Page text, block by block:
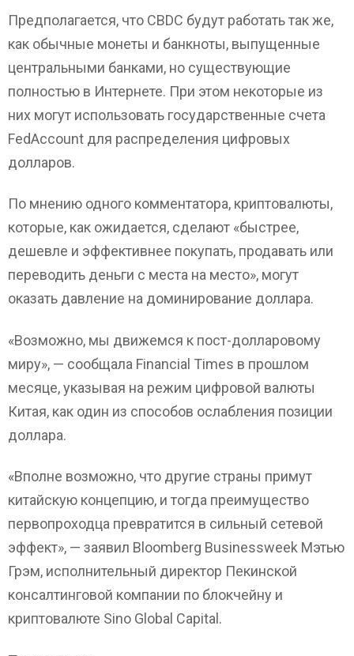
Предполагается, что CBDC будут работать так же,
как обычные монеты и банкноты, выпущенные
центральными банками, но существующие
полностью в Интернете. При этом некоторые из
них могут использовать государственные счета
FedAccount для распределения цифровых
долларов.
По мнению одного комментатора, криптовалюты,
которые, как ожидается, сделают «быстрее,
дешевле и эффективнее покупать, продавать или
переводить деньги с места на место», могут
оказать давление на доминирование доллара.
«Возможно, мы движемся к пост-долларовому
миру», — сообщала Financial Times в прошлом
месяце, указывая на режим цифровой валюты
Китая, как один из способов ослабления позиции
доллара.
«Вполне возможно, что другие страны примут
китайскую концепцию, и тогда преимущество
первопроходца превратится в сильный сетевой
эффект», — заявил Bloomberg Businessweek Мэтью
Грэм, исполнительный директор Пекинской
консалтинговой компании по блокчейну и
криптовалюте Sino Global Capital.